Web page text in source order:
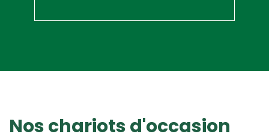
Nos chariots d'occasion